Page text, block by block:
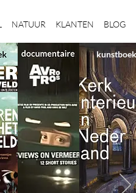
NATUUR KLANTEN BLOG
kunstboek